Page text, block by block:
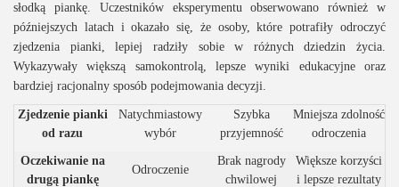
słodką piankę. Uczestników eksperymentu obserwowano również w
późniejszych latach i okazało się, że osoby, które potrafiły odroczyć
zjedzenia pianki, lepiej radziły sobie w różnych dziedzin życia.
Wykazywały większą samokontrolą, lepsze wyniki edukacyjne oraz
bardziej racjonalny sposób podejmowania decyzji.
Zjedzenie pianki
od razu
Natychmiastowy
wybór
Szybka
przyjemność
Mniejsza zdolność
odroczenia
Oczekiwanie na
drugą piankę
Odroczenie
Brak nagrody
chwilowej
Większe korzyści
i lepsze rezultaty